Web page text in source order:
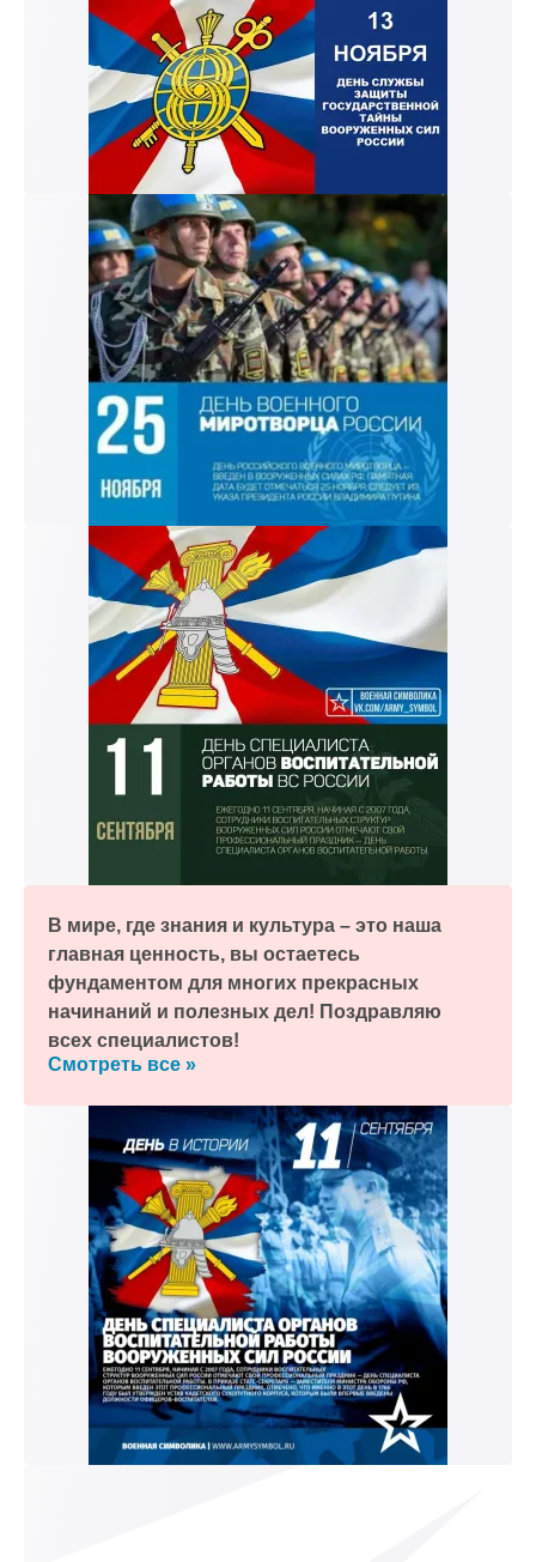
В мире, где знания и культура – это наша
главная ценность, вы остаетесь
фундаментом для многих прекрасных
начинаний и полезных дел! Поздравляю
всех специалистов!
Смотреть все »
и пришлем поздравление!